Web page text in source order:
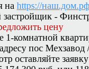
на https://наш.дом.рф
-
цену
1-комнатной
пос
оставляйте